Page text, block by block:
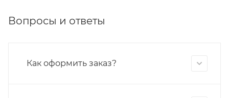
Вопросы и ответы
Как оформить заказ?